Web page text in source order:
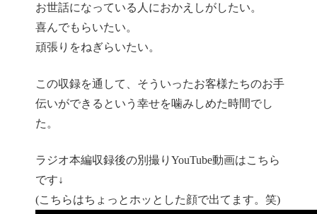
お世話になっている人におかえしがしたい。
喜んでもらいたい。
頑張りをねぎらいたい。
この収録を通して、そういったお客様たちのお手
伝いができるという幸せを噛みしめた時間でし
た。
ラジオ本編収録後の別撮りYouTube動画はこちら
です↓
(こちらはちょっとホッとした顔で出てます。笑)